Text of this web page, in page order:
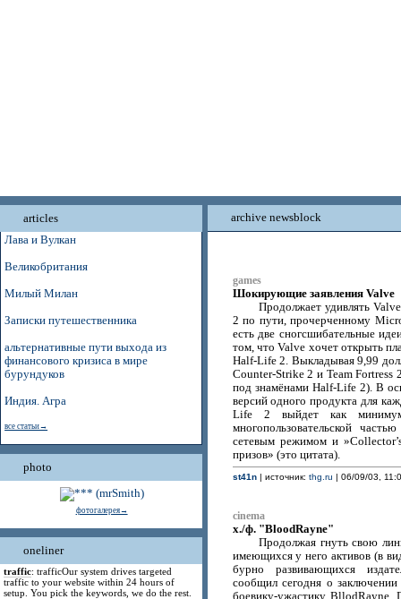
articles
Лава и Вулкан
Великобритания
Милый Милан
Записки путешественника
альтернативные пути выхода из
финансового кризиса в мире
бурундуков
Индия. Агра
все статьи→
photo
фотогалерея→
oneliner
traffic: trafficOur system drives targeted
traffic to your website within 24 hours of
setup. You pick the keywords, we do the rest.
archive newsblock
games
Шокирующие заявления Valve
Продолжает удивлять
2 по пути, прочерченному
есть две сногсшибательные
том, что Valve хочет открыть
Half-Life 2. Выкладывая 9,99
Counter-Strike 2 и Team
под знамёнами Half-Life 2). В
версий одного продукта для
Life 2 выйдет как
многопользовательской
сетевым режимом и
призов» (это цитата).
st41n| источник: thg.ru | 06/09/03,
cinema
х./ф. "BloodRayne"
Продолжая гнуть свою
имеющихся у него активов (в
бурно развивающихся
сообщил сегодня о
боевику-ужастику BllodRayne.